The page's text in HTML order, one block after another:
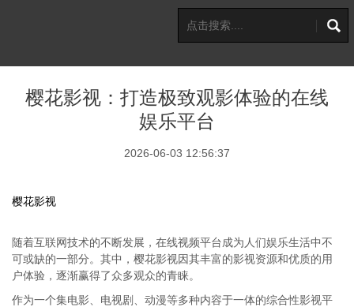
樱花影视：打造极致观影体验的在线
娱乐平台
2026-06-03 12:56:37
樱花影视
随着互联网技术的不断发展，在线视频平台成为人们娱乐生活中不
可或缺的一部分。其中，樱花影视因其丰富的影视资源和优质的用
户体验，逐渐赢得了众多观众的青睐。
作为一个集电影、电视剧、动漫等多种内容于一体的综合性影视平